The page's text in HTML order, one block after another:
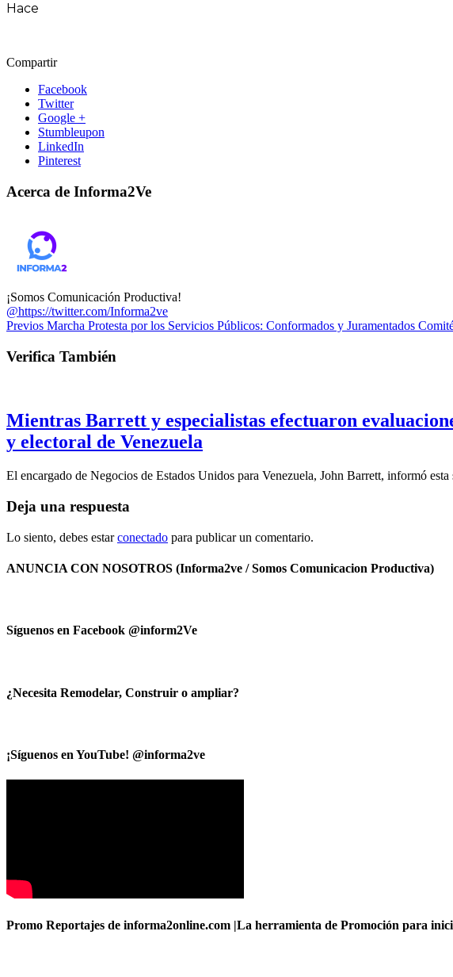
Hace
Compartir
Facebook
Twitter
Google +
Stumbleupon
LinkedIn
Pinterest
Acerca de Informa2Ve
¡Somos Comunicación Productiva!
@https://twitter.com/Informa2ve
Previos Marcha Protesta por los Servicios Públicos: Conformados y Juramentados
Verifica También
Mientras Barrett y especialistas efectuaron
y electoral de Venezuela
El encargado de Negocios de Estados Unidos para Venezuela, John Barrett, informó
Deja una respuesta
Lo siento, debes estarconectado para publicar un comentario.
ANUNCIA CON NOSOTROS (Informa2ve / Somos Comunicacion Productiva)
Síguenos en Facebook @inform2Ve
¿Necesita Remodelar, Construir o ampliar?
¡Síguenos en YouTube! @informa2ve
Promo Reportajes de informa2online.com |La herramienta de Promoción para